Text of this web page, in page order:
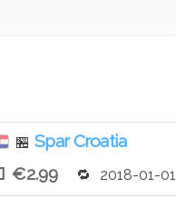
🏪 Spar Croatia
€2.99
2018-01-01